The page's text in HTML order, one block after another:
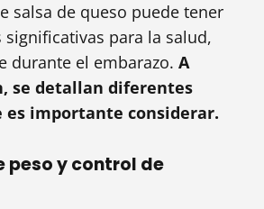
salsa de queso puede tener
para la salud,
durante el embarazo. A
se detallan diferentes
es importante considerar.
peso y control de